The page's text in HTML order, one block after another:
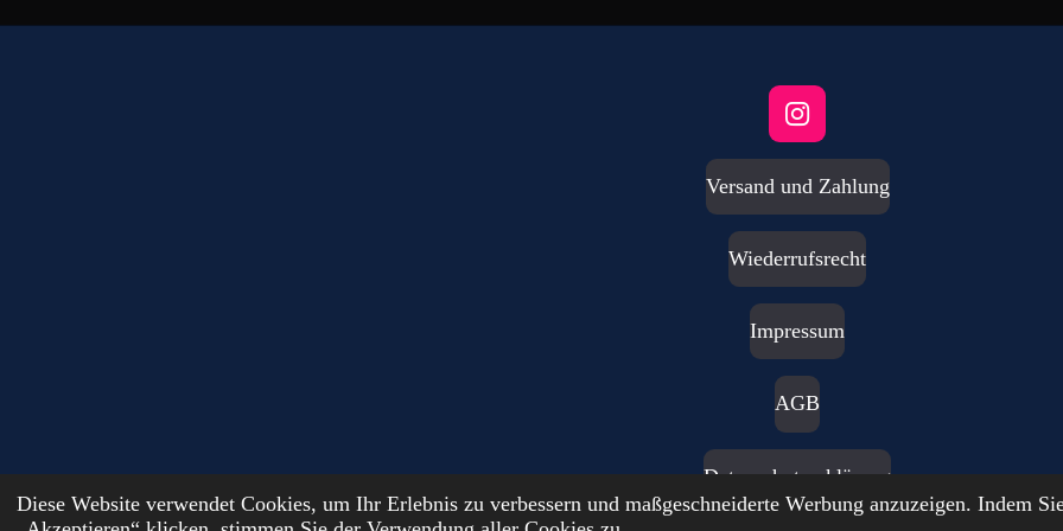
Diese Website verwendet Cookies, um Ihr Erlebnis zu verbessern und maßgeschneiderte Werbung anzuzeigen. Indem
I
n
t
r
a
m
Versand und Zahlung
Wiederrufsrecht
Impressum
AGB
Datenschutzerklärung
© 2024 - 2026 DutchFantasyForge